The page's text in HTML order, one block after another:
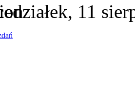
11